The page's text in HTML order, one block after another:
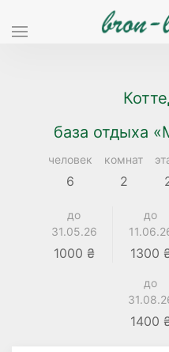
база отдыха
человек
6
комнат
2
до
31.05.26
1000 ₴
до
1300
до
1400